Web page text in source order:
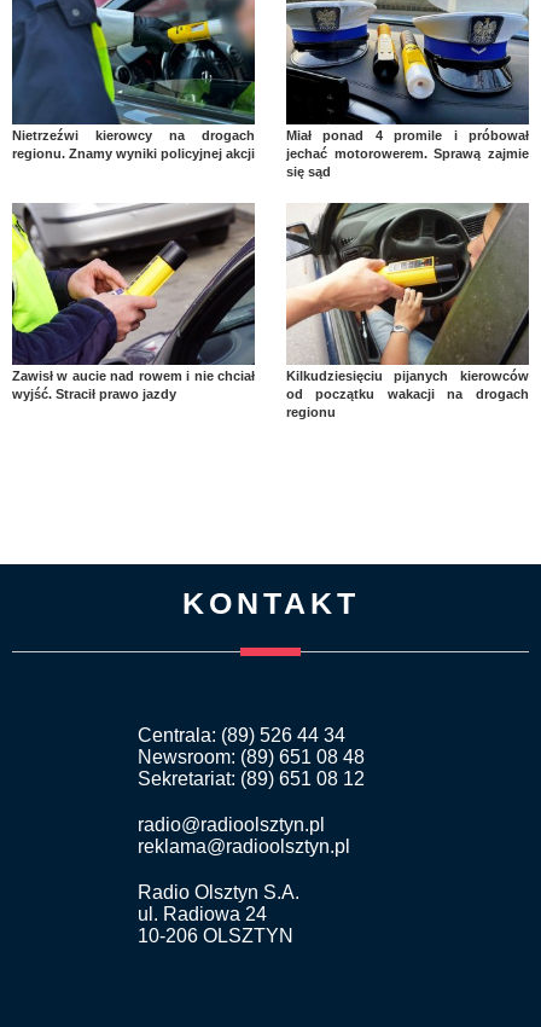
Nietrzeźwi kierowcy na drogach
regionu. Znamy wyniki policyjnej akcji
Miał ponad 4 promile i próbował
jechać motorowerem. Sprawą zajmie
się sąd
Zawisł w aucie nad rowem i nie chciał
wyjść. Stracił prawo jazdy
Kilkudziesięciu pijanych kierowców
od początku wakacji na drogach
regionu
KONTAKT
Centrala: (89) 526 44 34
Newsroom: (89) 651 08 48
Sekretariat: (89) 651 08 12
radio@radioolsztyn.pl
reklama@radioolsztyn.pl
Radio Olsztyn S.A.
ul. Radiowa 24
10-206 OLSZTYN